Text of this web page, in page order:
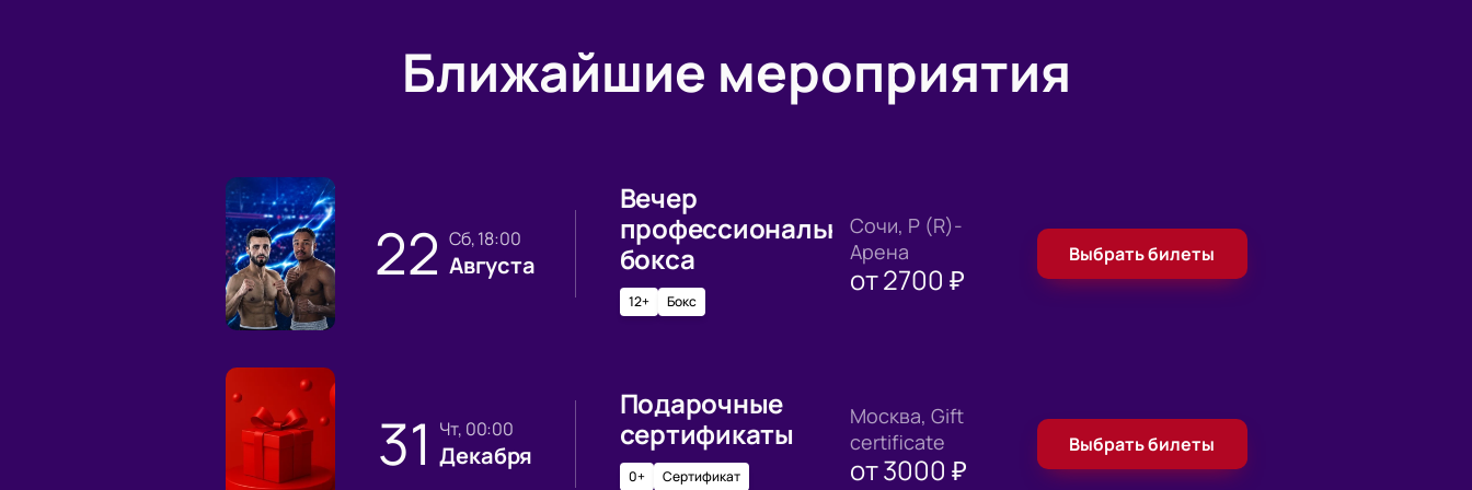
Ближайшие мероприятия
22 сб, 18:00
Августа
Вечер
профессионального
бокса
12+ Бокс
Сочи, Р (R)-
Арена
от2700 ₽
Выбрать билеты
31 чт, 00:00
Декабря
Подарочные
сертификаты
0+ Сертификат
Москва, Gift
certificate
от3000 ₽
Выбрать билеты